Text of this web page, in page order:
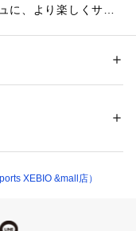
に、より楽しくサポ
、透けにくい厚みと
付き。裾にSpeedo
ンです。
XEBIO &mall店）